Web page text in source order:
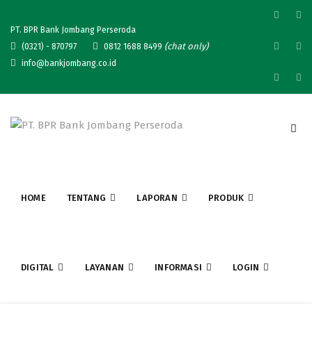
PT. BPR Bank Jombang Perseroda
(0321) - 870797
0812 1688 8499 (chat only)
info@bankjombang.co.id
HOME TENTANG LAPORAN PRODUK
DIGITAL LAYANAN INFORMASI LOGIN